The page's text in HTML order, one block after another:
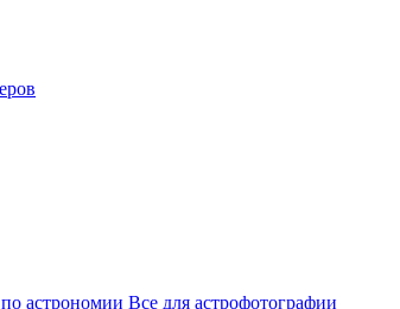
астрономии Все для астрофотографии